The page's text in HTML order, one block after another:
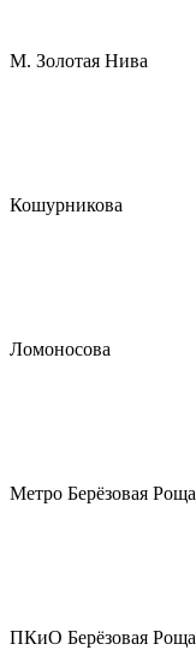
М. Золотая Нива
Кошурникова
Ломоносова
Метро Берёзовая Роща
ПКиО Берёзовая Роща